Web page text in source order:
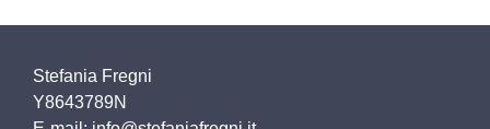
Stefania Fregni
Y8643789N